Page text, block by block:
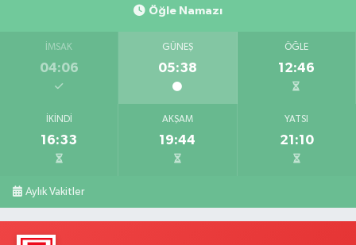
Öğle Namazı
İMSAK
04:06
GÜNEŞ
05:38
ÖĞLE
12:46
İKINDI
16:33
AKŞAM
19:44
YATSI
21:10
Aylık Vakitler